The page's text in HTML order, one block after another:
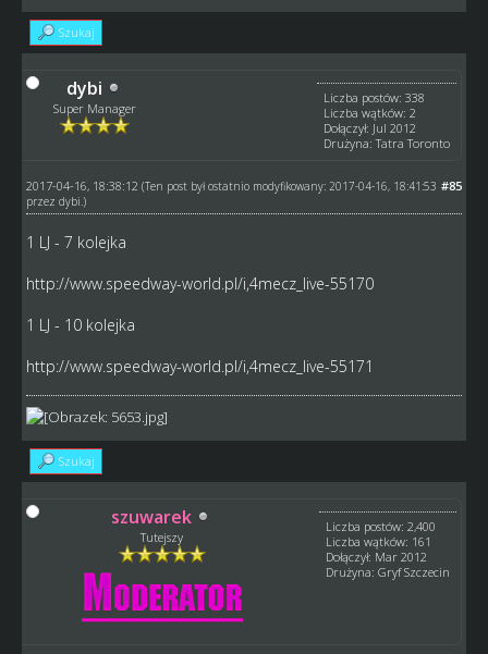
Szukaj
dybi
Super Manager
Liczba postów: 338
Liczba wątków: 2
Dołączył: Jul 2012
Drużyna: Tatra Toronto
#85
2017-04-16, 18:38:12 (Ten post był ostatnio modyfikowany: 2017-04-16, 18:41:53
przez dybi .)
1 LJ - 7 kolejka
http://www.speedway-world.pl/i,4mecz_live-55170
1 LJ - 10 kolejka
http://www.speedway-world.pl/i,4mecz_live-55171
Szukaj
szuwarek
Tutejszy
Liczba postów: 2,400
Liczba wątków: 161
Dołączył: Mar 2012
Drużyna: Gryf Szczecin